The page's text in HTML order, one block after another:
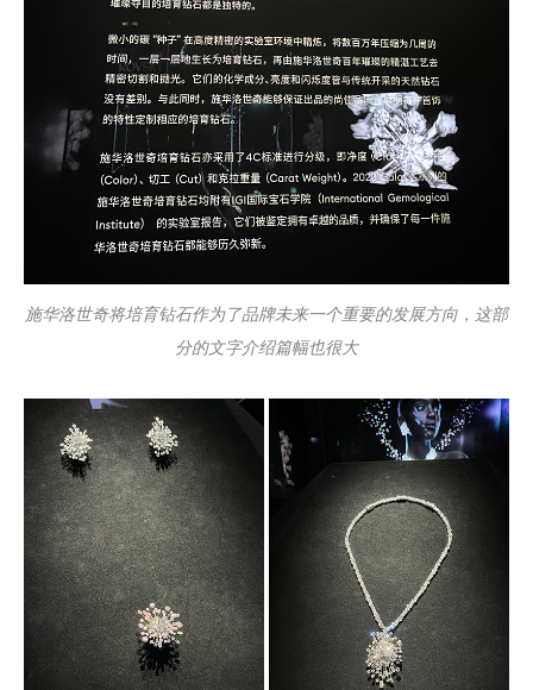
施华洛世奇将培育钻石作为了品牌未来一个重要的发展方向，这部
分的文字介绍篇幅也很大